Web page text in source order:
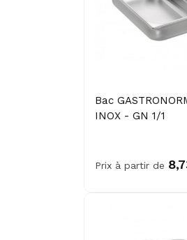
Bac
INOX - GN 1/1
Prix à partir de